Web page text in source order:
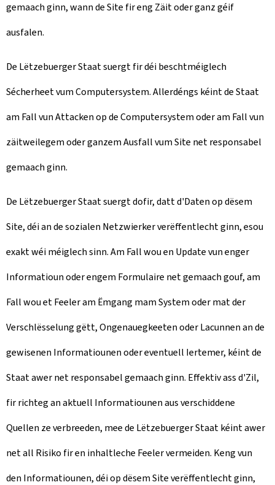
gemaach ginn, wann de Site fir eng Zäit oder ganz géif
ausfalen.
De Lëtzebuerger Staat suergt fir déi beschtméiglech
Sécherheet vum Computersystem. Allerdéngs kéint de Staat
am Fall vun Attacken op de Computersystem oder am Fall vun
zäitweilegem oder ganzem Ausfall vum Site net responsabel
gemaach ginn.
De Lëtzebuerger Staat suergt dofir, datt d'Daten op dësem
Site, déi an de sozialen Netzwierker verëffentlecht ginn, esou
exakt wéi méiglech sinn. Am Fall wou en Update vun enger
Informatioun oder engem Formulaire net gemaach gouf, am
Fall wou et Feeler am Ëmgang mam System oder mat der
Verschlësselung gëtt, Ongenauegkeeten oder Lacunnen an de
gewisenen Informatiounen oder eventuell Iertemer, kéint de
Staat awer net responsabel gemaach ginn. Effektiv ass d'Zil,
fir richteg an aktuell Informatiounen aus verschiddene
Quellen ze verbreeden, mee de Lëtzebuerger Staat kéint awer
net all Risiko fir en inhaltleche Feeler vermeiden. Keng vun
den Informatiounen, déi op dësem Site verëffentlecht ginn,